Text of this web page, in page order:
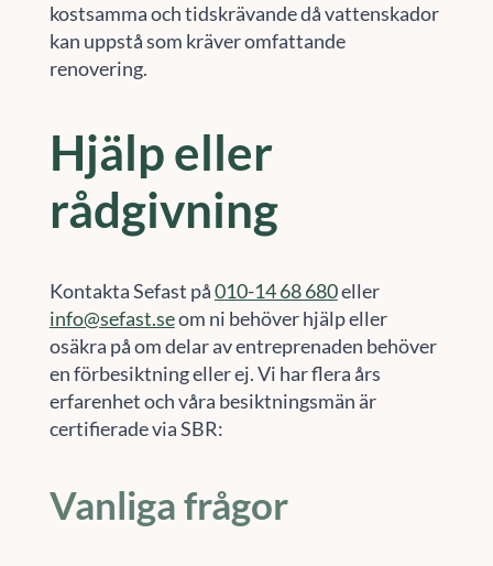
kostsamma och tidskrävande då vattenskador
kan uppstå som kräver omfattande
renovering.
Hjälp eller
rådgivning
Kontakta Sefast på010-14 68 680eller
info@sefast.seom ni behöver hjälp eller
osäkra på om delar av entreprenaden behöver
en förbesiktning eller ej. Vi har flera års
erfarenhet och våra besiktningsmän är
certifierade via SBR:
Vanliga frågor